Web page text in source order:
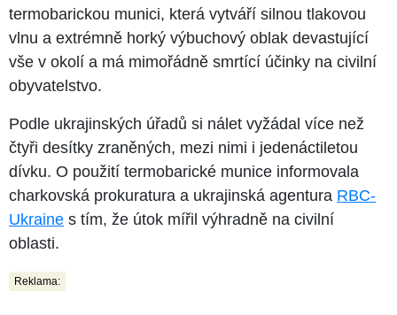
termobarickou munici, která vytváří silnou tlakovou
vlnu a extrémně horký výbuchový oblak devastující
vše v okolí a má mimořádně smrtící účinky na civilní
obyvatelstvo.
Podle ukrajinských úřadů si nálet vyžádal více než
čtyři desítky zraněných, mezi nimi i jedenáctiletou
dívku. O použití termobarické munice informovala
charkovská prokuratura a ukrajinská agentura RBC-
Ukraine s tím, že útok mířil výhradně na civilní
oblasti.
Reklama: